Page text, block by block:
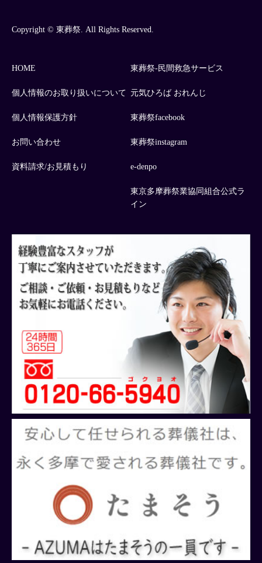
Copyright © 東葬祭. All Rights Reserved.
HOME
個人情報のお取り扱いについて
個人情報保護方針
お問い合わせ
資料請求/お見積もり
東葬祭-民間救急サービス
元気ひろば おれんじ
東葬祭facebook
東葬祭instagram
e-denpo
東京多摩葬祭業協同組合公式ラ
イン